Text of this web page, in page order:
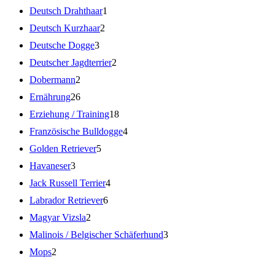
Deutsch Drahthaar1
Deutsch Kurzhaar2
Deutsche Dogge3
Deutscher Jagdterrier2
Dobermann2
Ernährung26
Erziehung / Training18
Französische Bulldogge4
Golden Retriever5
Havaneser3
Jack Russell Terrier4
Labrador Retriever6
Magyar Vizsla2
Malinois / Belgischer Schäferhund3
Mops2